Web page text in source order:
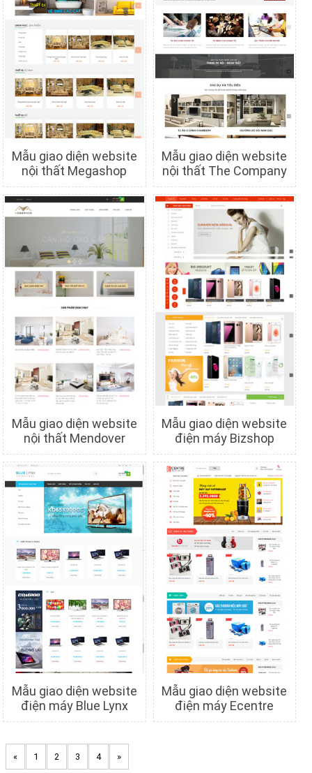
Chi tiết Xem trước
Mẫu giao diện website
nội thất Megashop
Chi tiết Xem trước
Mẫu giao diện website
nội thất The Company
Chi tiết Xem trước
Mẫu giao diện website
nội thất Mendover
Chi tiết Xem trước
Mẫu giao diện website
điện máy Bizshop
Chi tiết Xem trước
Mẫu giao diện website
điện máy Blue Lynx
Chi tiết Xem trước
Mẫu giao diện website
điện máy Ecentre
« 1 2 3 4 »